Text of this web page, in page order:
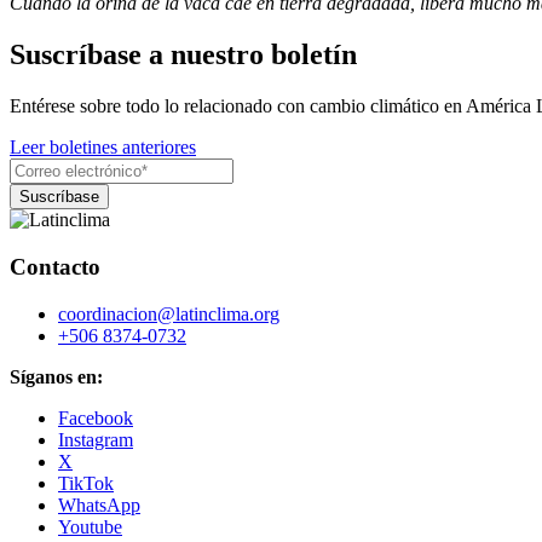
Suscríbase a nuestro boletín
Entérese sobre todo lo relacionado con cambio climático en América
Leer boletines anteriores
Contacto
coordinacion@latinclima.org
+506 8374-0732
Síganos en:
Facebook
Instagram
X
TikTok
WhatsApp
Youtube